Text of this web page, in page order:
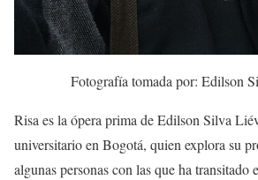
Fotografía tomada por: Edilson
Risa es la ópera prima de Edilson Silva
universitario en Bogotá, quien explora su
algunas personas con las que ha